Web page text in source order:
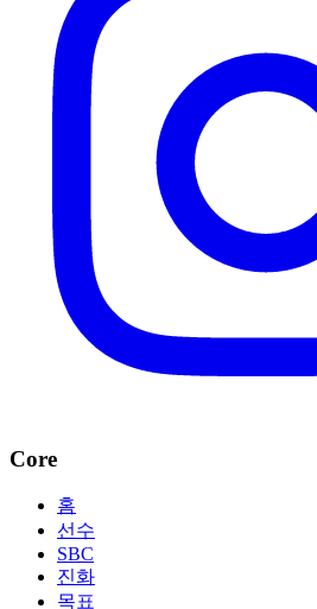
Core
홈
선수
SBC
진화
목표